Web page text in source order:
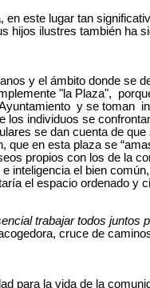
este lugar tan
hijos ilustres también ha
y el ámbito donde se
"la Plaza",
y se toman
los individuos se
se dan cuenta de
en esta plaza se
propios con los de la
inteligencia el bien
el espacio ordenado y
trabajar todos juntos
cruce de
para la vida de la